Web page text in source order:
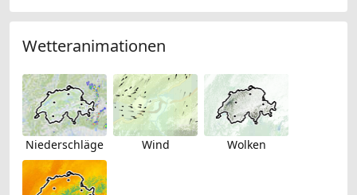
Wetteranimationen
Niederschläge Wind Wolken